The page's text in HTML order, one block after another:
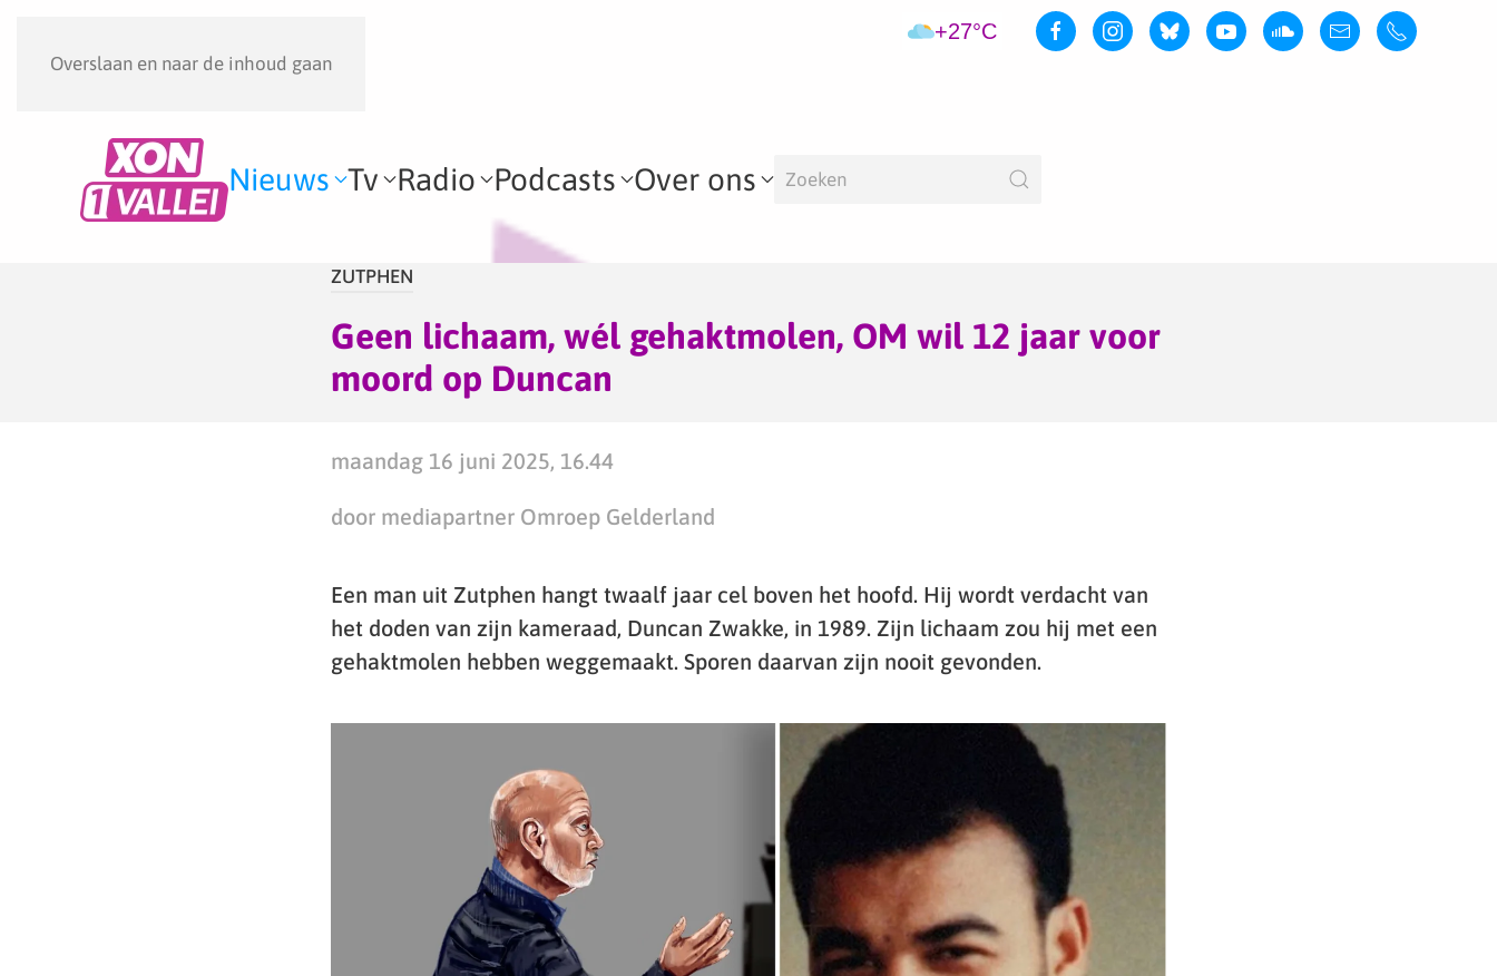
Overslaan en naar de inhoud gaan
+27°C
Nieuws Tv Radio Podcasts Over ons
ZUTPHEN
Geen lichaam, wél gehaktmolen, OM wil 12 jaar voor
moord op Duncan
maandag 16 juni 2025, 16.44
door mediapartner Omroep Gelderland
Een man uit Zutphen hangt twaalf jaar cel boven het hoofd. Hij wordt verdacht van
het doden van zijn kameraad, Duncan Zwakke, in 1989. Zijn lichaam zou hij met een
gehaktmolen hebben weggemaakt. Sporen daarvan zijn nooit gevonden.